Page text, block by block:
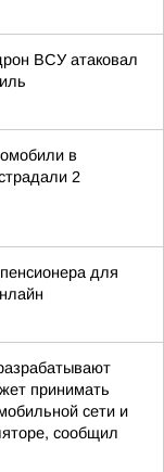
ВСУ атаковал
в
2
для
принимать
сети и
сообщил